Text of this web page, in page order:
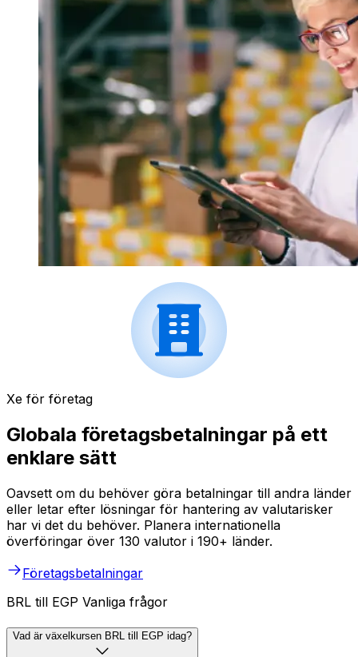
Xe för företag
Globala företagsbetalningar på ett
enklare sätt
Oavsett om du behöver göra betalningar till andra länder
eller letar efter lösningar för hantering av valutarisker
har vi det du behöver. Planera internationella
överföringar över 130 valutor i 190+ länder.
Företagsbetalningar
BRL till EGP Vanliga frågor
Vad är växelkursen BRL till EGP idag?